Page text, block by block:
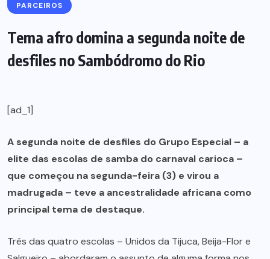
PARCEIROS
Tema afro domina a segunda noite de
desfiles no Sambódromo do Rio
[ad_1]
A segunda noite de desfiles do Grupo Especial – a
elite das escolas de samba do carnaval carioca –
que começou na segunda-feira (3) e virou a
madrugada – teve a ancestralidade africana como
principal tema de destaque.
Três das quatro escolas – Unidos da Tijuca, Beija-Flor e